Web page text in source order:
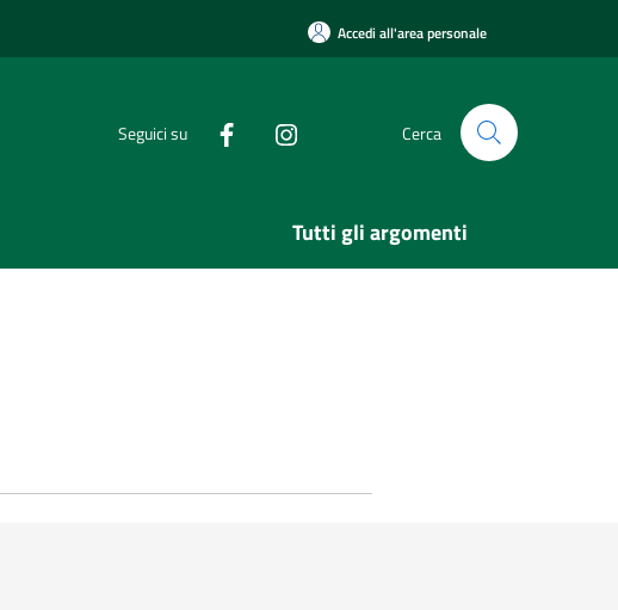
Accedi all'area personale
Seguici su Cerca
Tutti gli argomenti